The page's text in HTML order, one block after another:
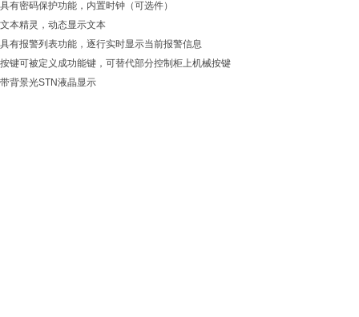
具有密码保护功能，内置时钟（可选件）
文本精灵，动态显示文本
具有报警列表功能，逐行实时显示当前报警信息
按键可被定义成功能键，可替代部分控制柜上机械按键
带背景光STN液晶显示